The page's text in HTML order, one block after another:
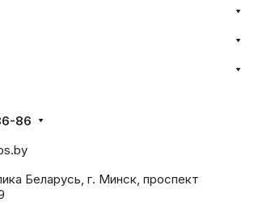
86
Беларусь, г. Минск, проспект